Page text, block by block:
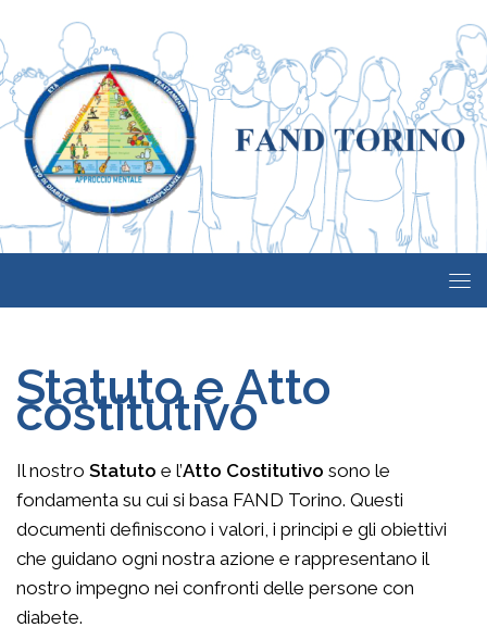
Salta al contenuto
Statuto e Atto
costitutivo
Il nostro Statuto e l’Atto Costitutivo sono le
fondamenta su cui si basa FAND Torino. Questi
documenti definiscono i valori, i principi e gli obiettivi
che guidano ogni nostra azione e rappresentano il
nostro impegno nei confronti delle persone con
diabete.